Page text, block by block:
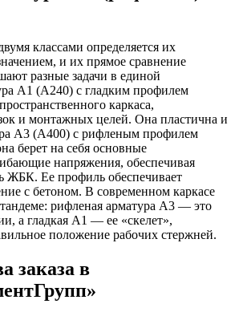
классами определяется их
и их прямое сравнение
разные задачи в единой
А1 (А240) с гладким профилем
каркаса,
и монтажных целей. Она пластична и
А3 (А400) с рифленым профилем
берет на себя основные
напряжения, обеспечивая
ЖБК. Ее профиль обеспечивает
с бетоном. В современном каркасе
рифленая арматура А3 — это
а гладкая А1 — ее «скелет»,
положение рабочих стержней.
заказа в